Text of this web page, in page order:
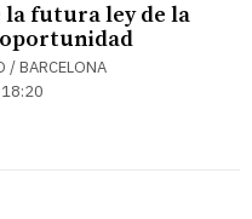
la futura ley de la
/ BARCELONA